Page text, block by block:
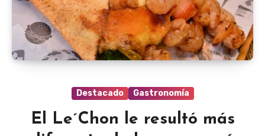
Destacado Gastronomía
El Le´Chon le resultó más